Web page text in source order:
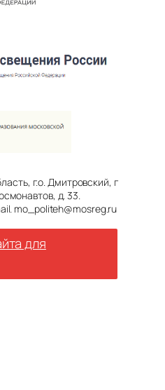
г.о. Дмитровский, г
д. 33.
mo_politeh@mosreg.ru
для